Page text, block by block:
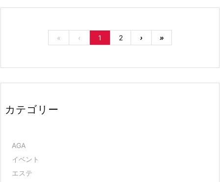
« ‹ 1 2 › »
カテゴリー
AGA
イベント
エステ